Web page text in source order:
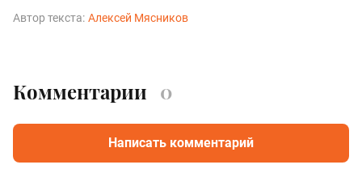
Автор текста: Алексей Мясников
Комментарии 0
Написать комментарий